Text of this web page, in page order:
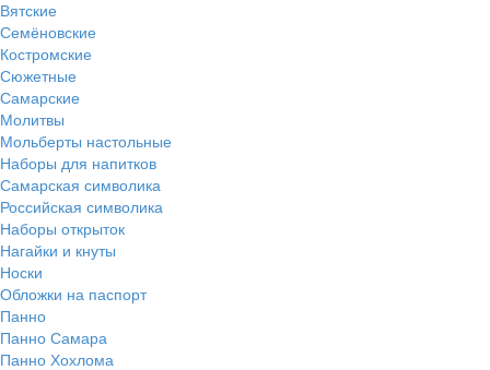
Вятские
Семёновские
Костромские
Сюжетные
Самарские
Молитвы
Мольберты настольные
Наборы для напитков
Самарская символика
Российская символика
Наборы открыток
Нагайки и кнуты
Носки
Обложки на паспорт
Панно
Панно Самара
Панно Хохлома